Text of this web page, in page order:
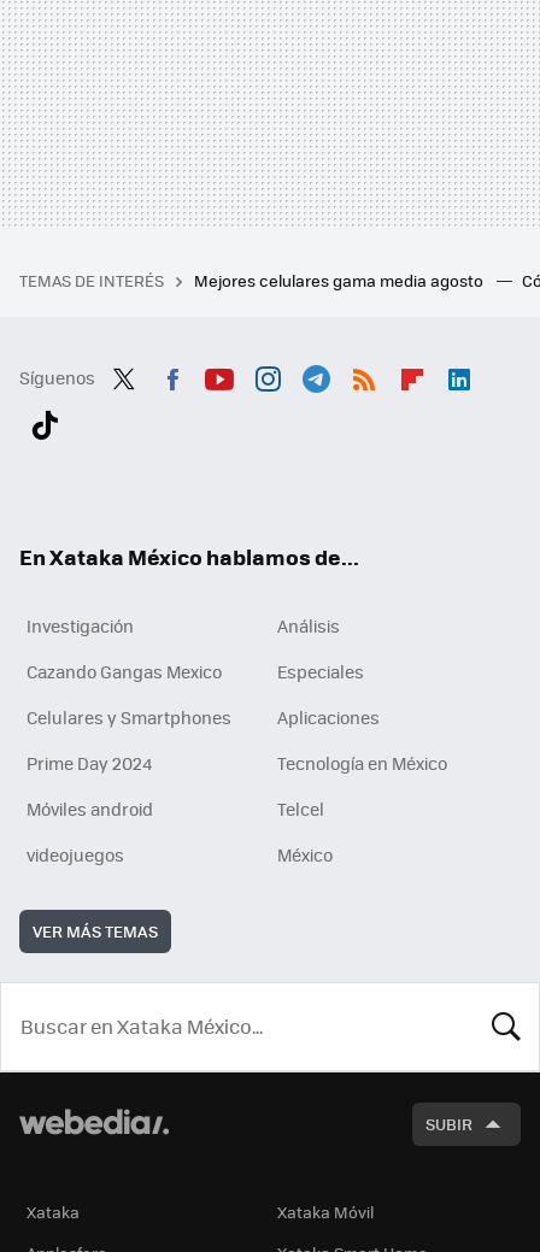
TEMAS DE INTERÉS Mejores celulares gama media agosto
Síguenos
En Xataka México hablamos de...
Investigación
Análisis
Cazando Gangas Mexico
Especiales
Celulares y Smartphones
Aplicaciones
Prime Day 2024
Tecnología en México
Móviles android
Telcel
videojuegos
México
VER MÁS TEMAS
SUBIR
Xataka
Xataka Móvil